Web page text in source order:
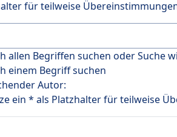
für teilweise
allen Begriffen suchen oder Suche
einem Begriff suchen
Autor:
ein * als Platzhalter für teilweise